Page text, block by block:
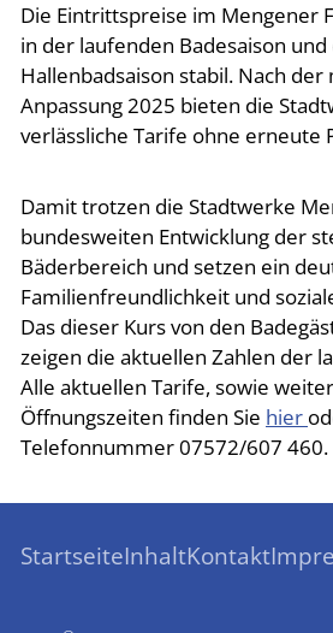
Die Eintrittspreise im Mengener
in der laufenden Badesaison
Hallenbadsaison stabil. Nach
Anpassung 2025 bieten die
verlässliche Tarife ohne erneute
Damit trotzen die Stadtwerke
bundesweiten Entwicklung der
Bäderbereich und setzen ein
Familienfreundlichkeit und
Das dieser Kurs von den
zeigen die aktuellen Zahlen der
Alle aktuellen Tarife, sowie
Öffnungszeiten finden Sie hier
Telefonnummer 07572/607 460.
StartseiteInhaltKontakt